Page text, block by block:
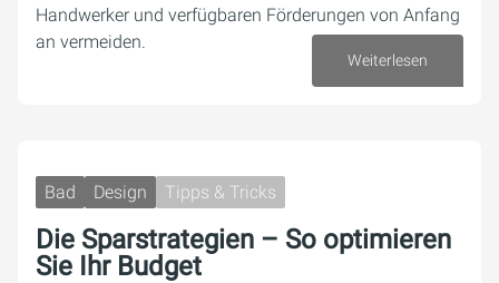
Handwerker und verfügbaren Förderungen von Anfang
an vermeiden.
Weiterlesen
Bad Design Tipps & Tricks
Die Sparstrategien – So optimieren
Sie Ihr Budget